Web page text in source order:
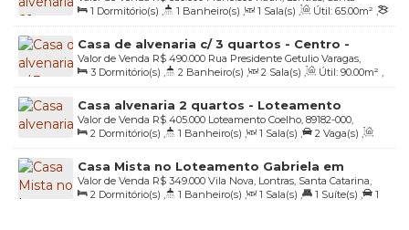
Catarina, Brasil
1 Dormitório(s) , 1 Banheiro(s) , 1 Sala(s) , Útil: 65.00m² ,
Terreno: 3.60m² , Fundos: 18.00m , Frente: 18.00m ,
Lado
Direito: 20 .00m , Lado Esquerdo: 20.00m
Casa de alvenaria c/ 3 quartos - Centro -
Lontras/SC R$ 490.000
Valor de Venda
Rua Presidente Getulio Varagas,
89182-000, Centro, Lontras, Santa Catarina, Brasil
3 Dormitório(s) , 2 Banheiro(s) , 2 Sala(s) , Útil: 90.00m² ,
Terreno: 530.00m²
Casa alvenaria 2 quartos - Loteamento
Coelho Lontras SC
R$ 405.000
Valor de Venda
Loteamento Coelho, 89182-000,
Pioneiros, Lontras, Santa Catarina, Brasil
2 Dormitório(s) , 1 Banheiro(s) , 1 Sala(s) , 2 Vaga(s) ,
Útil: 68.00m² , Terreno: 178.00m²
Casa Mista no Loteamento Gabriela em
Lontras
R$ 349.000
Valor de Venda
Vila Nova, Lontras, Santa Catarina,
Brasil
2 Dormitório(s) , 1 Banheiro(s) , 1 Sala(s) , 1 Suíte(s) ,
1